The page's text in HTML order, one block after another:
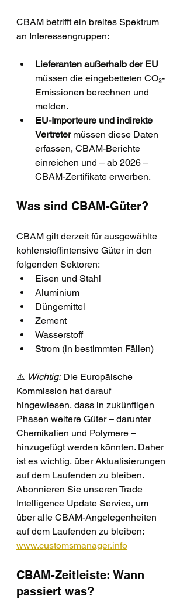
CBAM betrifft ein breites Spektrum
an Interessengruppen:
Lieferanten außerhalb der EU
müssen die eingebetteten CO₂-
Emissionen berechnen und
melden.
EU-Importeure und indirekte
Vertreter müssen diese Daten
erfassen, CBAM-Berichte
einreichen und – ab 2026 –
CBAM-Zertifikate erwerben.
Was sind CBAM-Güter?
CBAM gilt derzeit für ausgewählte
kohlenstoffintensive Güter in den
folgenden Sektoren:
Eisen und Stahl
Aluminium
Düngemittel
Zement
Wasserstoff
Strom (in bestimmten Fällen)
⚠️ Wichtig: Die Europäische
Kommission hat darauf
hingewiesen, dass in zukünftigen
Phasen weitere Güter – darunter
Chemikalien und Polymere –
hinzugefügt werden könnten. Daher
ist es wichtig, über Aktualisierungen
auf dem Laufenden zu bleiben.
Abonnieren Sie unseren Trade
Intelligence Update Service, um
über alle CBAM-Angelegenheiten
auf dem Laufenden zu bleiben:
www.customsmanager.info
CBAM-Zeitleiste: Wann
passiert was?